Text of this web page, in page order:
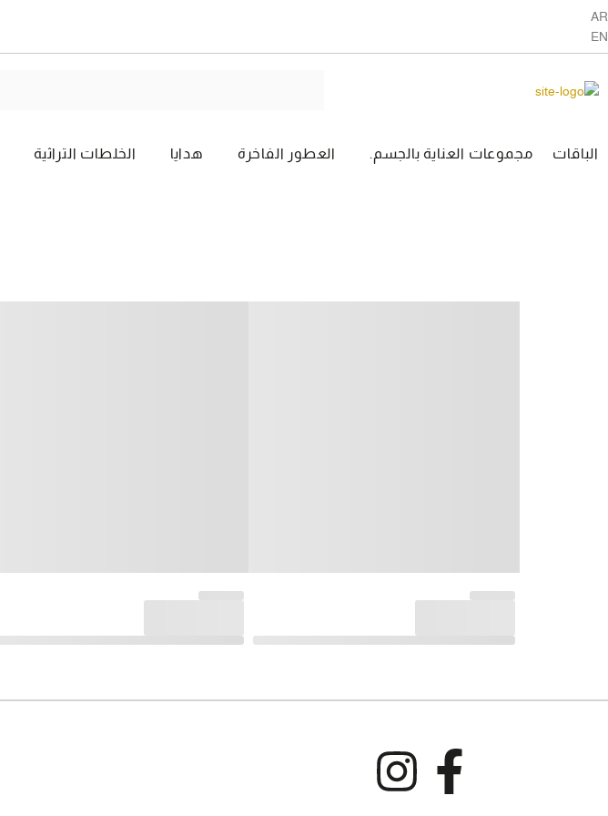
AR
EN
الباقات مجموعات العناية بالجسم. العطور الفاخرة هدايا الخلطات التراثية